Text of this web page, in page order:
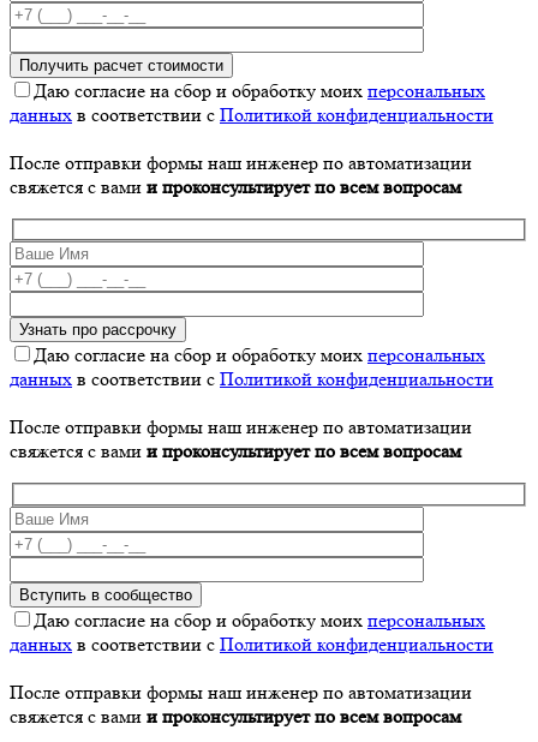
Даю согласие на сбор и обработку моих персональных
данных в соответствии с Политикой конфиденциальности
После отправки формы наш инженер по автоматизации
свяжется с вами и проконсультирует по всем вопросам
Даю согласие на сбор и обработку моих персональных
данных в соответствии с Политикой конфиденциальности
После отправки формы наш инженер по автоматизации
свяжется с вами и проконсультирует по всем вопросам
Даю согласие на сбор и обработку моих персональных
данных в соответствии с Политикой конфиденциальности
После отправки формы наш инженер по автоматизации
свяжется с вами и проконсультирует по всем вопросам